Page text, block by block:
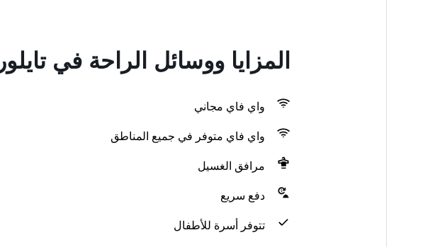
المزايا ووسائل الراحة في
واي فاي مجاني
واي فاي متوفر في جميع المناطق
مرافق الغسيل
دفع سريع
تتوفر أسرة للأطفال